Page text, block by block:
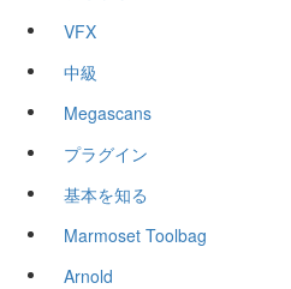
VFX
中級
Megascans
プラグイン
基本を知る
Marmoset Toolbag
Arnold